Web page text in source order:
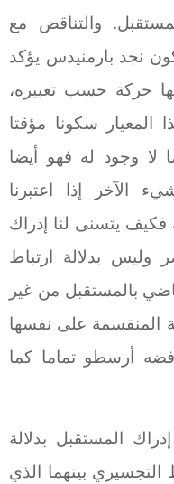
والتناقض مع
نجد بارمنيدس يؤكد
حركة حسب تعبيره،
المعيار سكونا مؤقتا
لا وجود له فهو أيضا
الآخر إذا اعتبرنا
فكيف يتسنى لنا إدراك
وليس بدلالة ارتباط
بالمستقبل من غير
المنقسمة على نفسها
أرسطو تماما كما
المستقبل بدلالة
بينهما الذي